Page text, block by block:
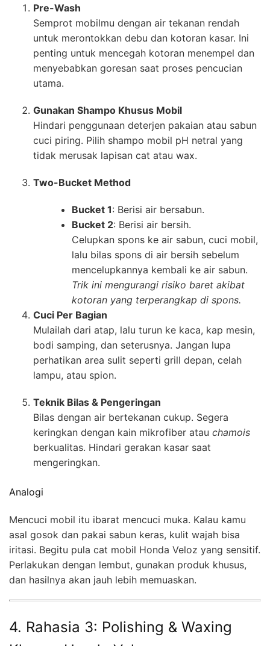
Pre-Wash
Semprot mobilmu dengan air tekanan rendah
untuk merontokkan debu dan kotoran kasar. Ini
penting untuk mencegah kotoran menempel dan
menyebabkan goresan saat proses pencucian
utama.
Gunakan Shampo Khusus Mobil
Hindari penggunaan deterjen pakaian atau sabun
cuci piring. Pilih shampo mobil pH netral yang
tidak merusak lapisan cat atau wax.
Two-Bucket Method
Bucket 1: Berisi air bersabun.
Bucket 2: Berisi air bersih.
Celupkan spons ke air sabun, cuci mobil,
lalu bilas spons di air bersih sebelum
mencelupkannya kembali ke air sabun.
Trik ini mengurangi risiko baret akibat
kotoran yang terperangkap di spons.
Cuci Per Bagian
Mulailah dari atap, lalu turun ke kaca, kap mesin,
bodi samping, dan seterusnya. Jangan lupa
perhatikan area sulit seperti grill depan, celah
lampu, atau spion.
Teknik Bilas & Pengeringan
Bilas dengan air bertekanan cukup. Segera
keringkan dengan kain mikrofiber atau chamois
berkualitas. Hindari gerakan kasar saat
mengeringkan.
Analogi
Mencuci mobil itu ibarat mencuci muka. Kalau kamu
asal gosok dan pakai sabun keras, kulit wajah bisa
iritasi. Begitu pula cat mobil Honda Veloz yang sensitif.
Perlakukan dengan lembut, gunakan produk khusus,
dan hasilnya akan jauh lebih memuaskan.
4. Rahasia 3: Polishing & Waxing